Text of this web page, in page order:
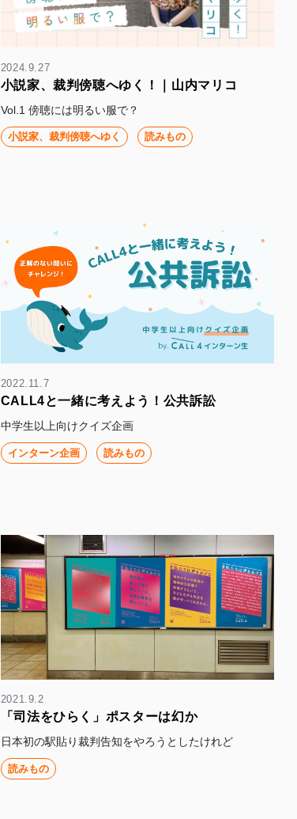
2024.9.27
小説家、裁判傍聴へゆく！｜山内マリコ
Vol.1 傍聴には明るい服で？
小説家、裁判傍聴へゆく 読みもの
2022.11.7
CALL4と一緒に考えよう！公共訴訟
中学生以上向けクイズ企画
インターン企画 読みもの
2021.9.2
「司法をひらく」ポスターは幻か
日本初の駅貼り裁判告知をやろうとしたけれど
読みもの